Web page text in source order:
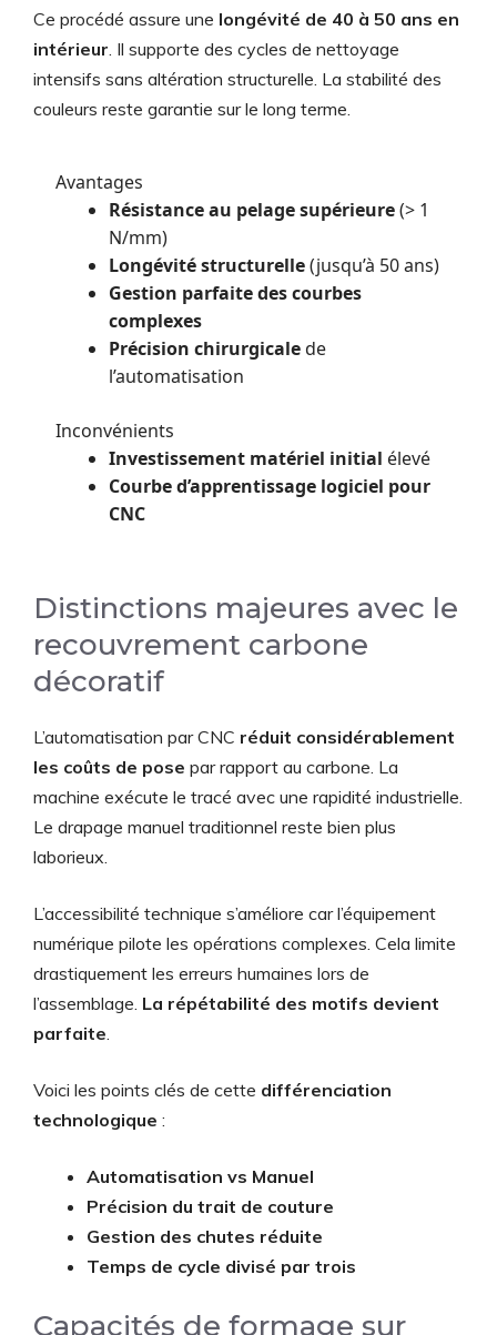
Ce procédé assure une longévité de 40 à 50 ans en
intérieur. Il supporte des cycles de nettoyage
intensifs sans altération structurelle. La stabilité des
couleurs reste garantie sur le long terme.
Avantages
Résistance au pelage supérieure(> 1
N/mm)
Longévité structurelle(jusqu’à 50 ans)
Gestion parfaite des courbes
complexes
Précision chirurgicalede
l’automatisation
Inconvénients
Investissement matériel initial élevé
Courbe d’apprentissage logiciel pour
CNC
Distinctions majeures avec le
recouvrement carbone
décoratif
L’automatisation par CNC réduit considérablement
les coûts de pose par rapport au carbone. La
machine exécute le tracé avec une rapidité industrielle.
Le drapage manuel traditionnel reste bien plus
laborieux.
L’accessibilité technique s’améliore car l’équipement
numérique pilote les opérations complexes. Cela limite
drastiquement les erreurs humaines lors de
l’assemblage. La répétabilité des motifs devient
parfaite.
Voici les points clés de cette différenciation
technologique :
Automatisation vs Manuel
Précision du trait de couture
Gestion des chutes réduite
Temps de cycle divisé par trois
Capacités de formage sur